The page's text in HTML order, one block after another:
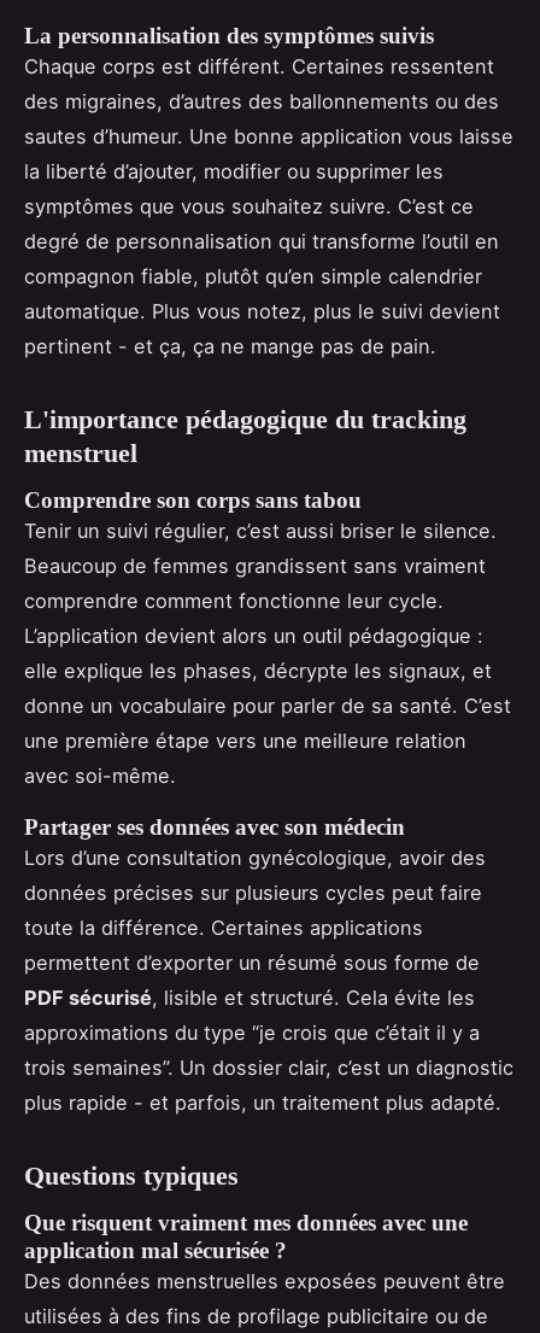
La personnalisation des symptômes suivis
Chaque corps est différent. Certaines ressentent
des migraines, d’autres des ballonnements ou des
sautes d’humeur. Une bonne application vous laisse
la liberté d’ajouter, modifier ou supprimer les
symptômes que vous souhaitez suivre. C’est ce
degré de personnalisation qui transforme l’outil en
compagnon fiable, plutôt qu’en simple calendrier
automatique. Plus vous notez, plus le suivi devient
pertinent - et ça, ça ne mange pas de pain.
L'importance pédagogique du tracking
menstruel
Comprendre son corps sans tabou
Tenir un suivi régulier, c’est aussi briser le silence.
Beaucoup de femmes grandissent sans vraiment
comprendre comment fonctionne leur cycle.
L’application devient alors un outil pédagogique :
elle explique les phases, décrypte les signaux, et
donne un vocabulaire pour parler de sa santé. C’est
une première étape vers une meilleure relation
avec soi-même.
Partager ses données avec son médecin
Lors d’une consultation gynécologique, avoir des
données précises sur plusieurs cycles peut faire
toute la différence. Certaines applications
permettent d’exporter un résumé sous forme de
PDF sécurisé, lisible et structuré. Cela évite les
approximations du type “je crois que c’était il y a
trois semaines”. Un dossier clair, c’est un diagnostic
plus rapide - et parfois, un traitement plus adapté.
Questions typiques
Que risquent vraiment mes données avec une
application mal sécurisée ?
Des données menstruelles exposées peuvent être
utilisées à des fins de profilage publicitaire ou de